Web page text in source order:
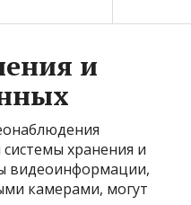
и
хранения и
видеоинформации,
камерами, могут